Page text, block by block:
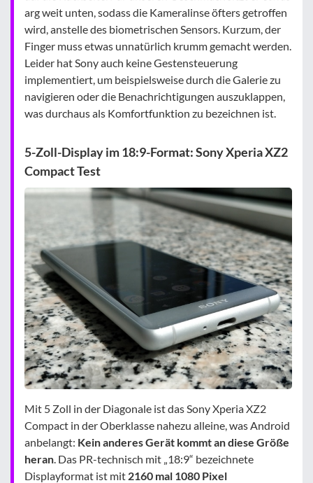
arg weit unten, sodass die Kameralinse öfters getroffen
wird, anstelle des biometrischen Sensors. Kurzum, der
Finger muss etwas unnatürlich krumm gemacht werden.
Leider hat Sony auch keine Gestensteuerung
implementiert, um beispielsweise durch die Galerie zu
navigieren oder die Benachrichtigungen auszuklappen,
was durchaus als Komfortfunktion zu bezeichnen ist.
5-Zoll-Display im 18:9-Format: Sony Xperia XZ2
Compact Test
Mit 5 Zoll in der Diagonale ist das Sony Xperia XZ2
Compact in der Oberklasse nahezu alleine, was Android
anbelangt: Kein anderes Gerät kommt an diese Größe
heran . Das PR-technisch mit „18:9“ bezeichnete
Displayformat ist mit 2160 mal 1080 Pixel